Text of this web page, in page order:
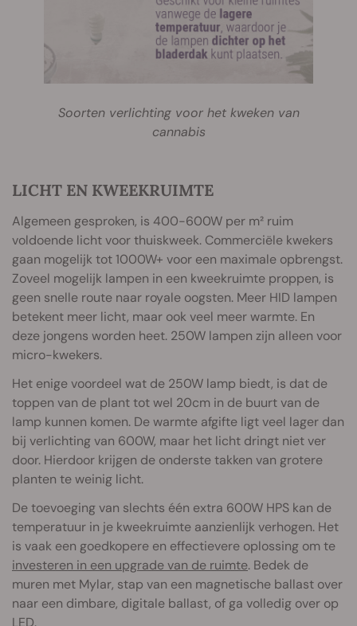
Soorten verlichting voor het kweken van
cannabis
LICHT EN KWEEKRUIMTE
Algemeen gesproken, is 400-600W per m² ruim
voldoende licht voor thuiskweek. Commerciële kwekers
gaan mogelijk tot 1000W+ voor een maximale opbrengst.
Zoveel mogelijk lampen in een kweekruimte proppen, is
geen snelle route naar royale oogsten. Meer HID lampen
betekent meer licht, maar ook veel meer warmte. En
deze jongens worden heet. 250W lampen zijn alleen voor
micro-kwekers.
Het enige voordeel wat de 250W lamp biedt, is dat de
toppen van de plant tot wel 20cm in de buurt van de
lamp kunnen komen. De warmte afgifte ligt veel lager dan
bij verlichting van 600W, maar het licht dringt niet ver
door. Hierdoor krijgen de onderste takken van grotere
planten te weinig licht.
De toevoeging van slechts één extra 600W HPS kan de
temperatuur in je kweekruimte aanzienlijk verhogen. Het
is vaak een goedkopere en effectievere oplossing om te
investeren in een upgrade van de ruimte. Bedek de
muren met Mylar, stap van een magnetische ballast over
naar een dimbare, digitale ballast, of ga volledig over op
LED.